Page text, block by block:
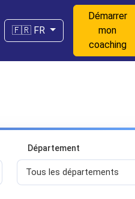
🇫🇷 FR
Démarrer
mon
coaching
Département